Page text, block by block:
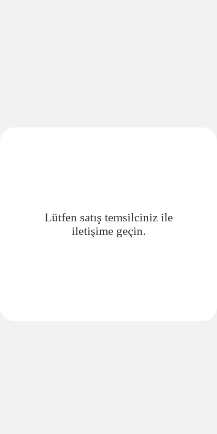
Lütfen satış temsilciniz ile
iletişime geçin.